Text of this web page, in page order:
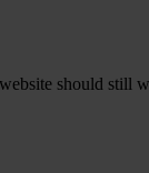
should still